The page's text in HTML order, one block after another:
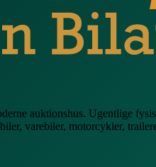
auktionshus. Ugentlige
varebiler, motorcykler,